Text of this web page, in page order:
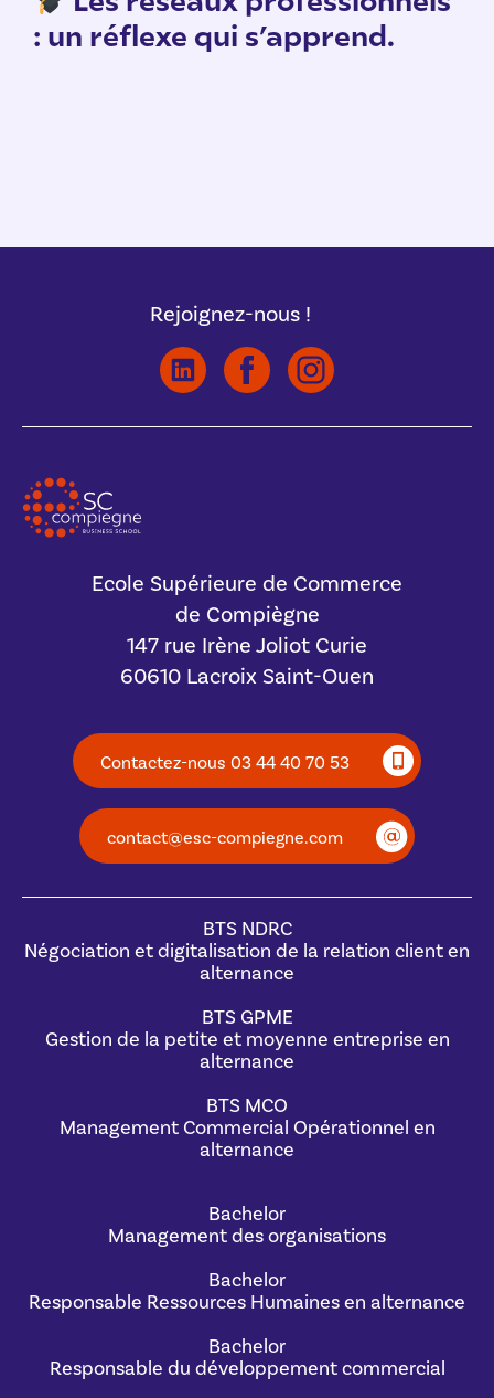
: un réflexe qui s’apprend.
Rejoignez-nous !
Ecole Supérieure de Commerce
de Compiègne
147 rue Irène Joliot Curie
60610 Lacroix Saint-Ouen
Contactez-nous 03 44 40 70 53
contact@esc-compiegne.com
BTS NDRC
Négociation et digitalisation de la relation client en
alternance
BTS GPME
Gestion de la petite et moyenne entreprise en
alternance
BTS MCO
Management Commercial Opérationnel en
alternance
Bachelor
Management des organisations
Bachelor
Responsable Ressources Humaines en alternance
Bachelor
Responsable du développement commercial